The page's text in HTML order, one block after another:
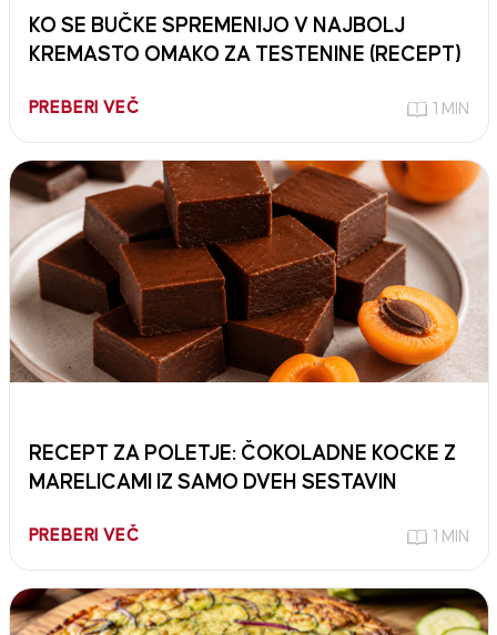
KO SE BUČKE SPREMENIJO V NAJBOLJ
KREMASTO OMAKO ZA TESTENINE (RECEPT)
PREBERI VEČ 1 MIN
RECEPT ZA POLETJE: ČOKOLADNE KOCKE Z
MARELICAMI IZ SAMO DVEH SESTAVIN
PREBERI VEČ 1 MIN